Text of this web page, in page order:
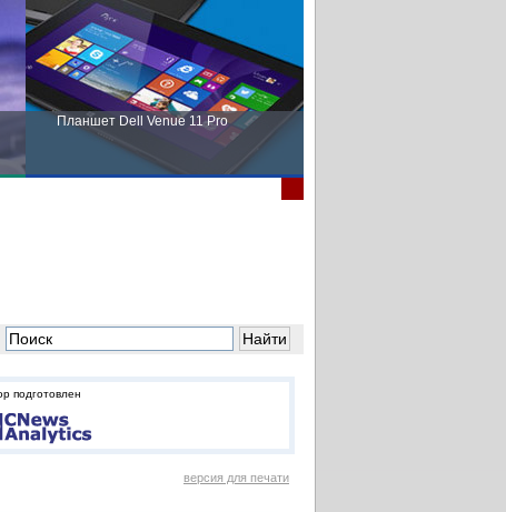
Планшет Dell Venue 11 Pro
подготовлен
версия для печати